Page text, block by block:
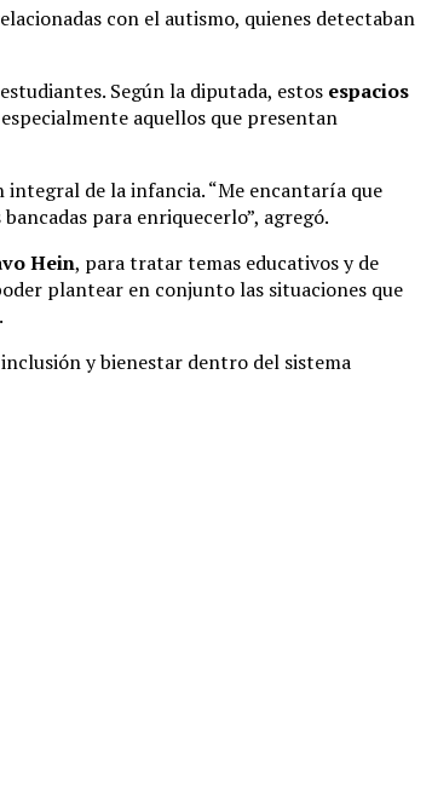
con el autismo, quienes detectaban
Según la diputada, estos espacios
aquellos que presentan
de la infancia. “Me encantaría que
para enriquecerlo”, agregó.
Hein, para tratar temas educativos y de
plantear en conjunto las situaciones que
y bienestar dentro del sistema